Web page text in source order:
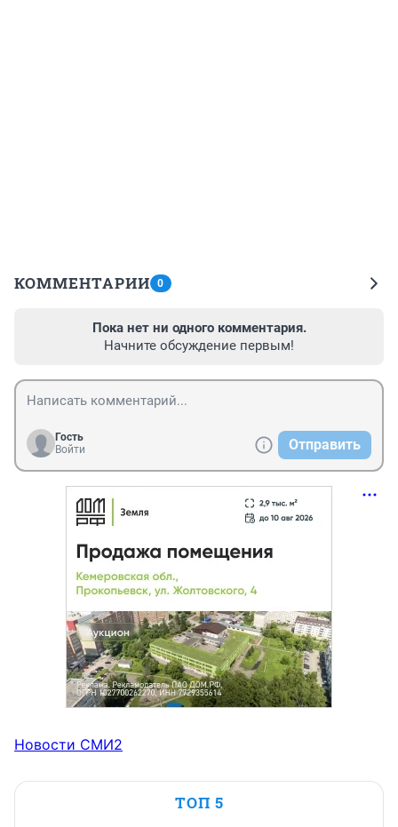
КОММЕНТАРИИ 0
Пока нет ни одного комментария.
Начните обсуждение первым!
Гость
Войти
Отправить
Новости СМИ2
ТОП 5